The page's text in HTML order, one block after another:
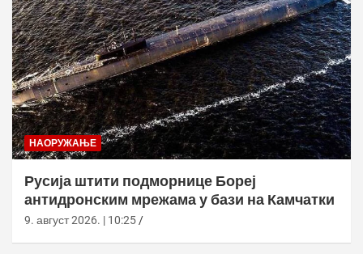
НАОРУЖАЊЕ
Русија штити подморнице Бореј
антидронским мрежама у бази на Камчатки
9. август 2026. | 10:25